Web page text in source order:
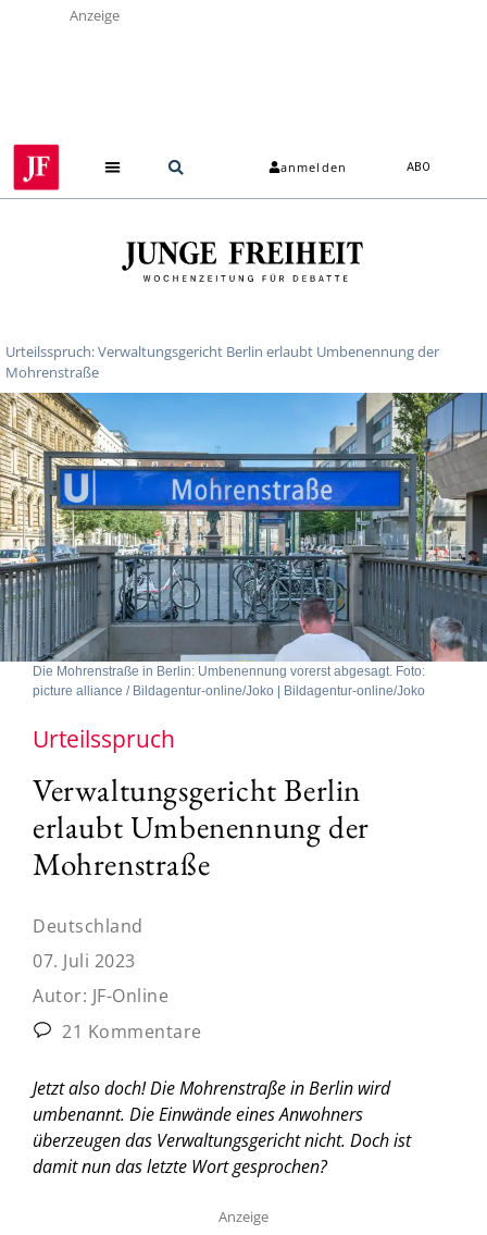
Anzeige
anmelden ABO
Urteilsspruch: Verwaltungsgericht Berlin erlaubt Umbenennung der
Mohrenstraße
Die Mohrenstraße in Berlin: Umbenennung vorerst abgesagt. Foto:
picture alliance / Bildagentur-online/Joko | Bildagentur-online/Joko
Urteilsspruch
Verwaltungsgericht Berlin
erlaubt Umbenennung der
Mohrenstraße
Deutschland
07. Juli 2023
Autor: JF-Online
21 Kommentare
Jetzt also doch! Die Mohrenstraße in Berlin wird
umbenannt. Die Einwände eines Anwohners
überzeugen das Verwaltungsgericht nicht. Doch ist
damit nun das letzte Wort gesprochen?
Anzeige